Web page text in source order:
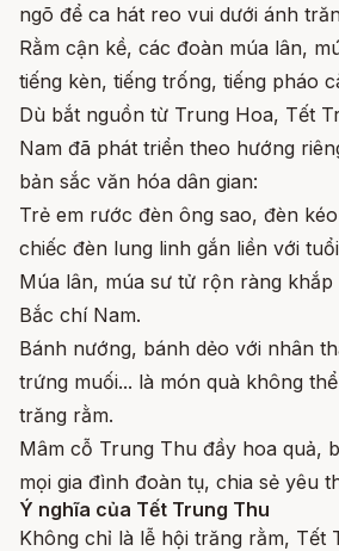
ngõ để ca hát reo vui dưới ánh
Rằm cận kề, các đoàn múa lân,
tiếng kèn, tiếng trống, tiếng pháo
Dù bắt nguồn từ Trung Hoa, Tết
Nam đã phát triển theo hướng
bản sắc văn hóa dân gian:
Trẻ em rước đèn ông sao, đèn
chiếc đèn lung linh gắn liền với
Múa lân, múa sư tử rộn ràng
Bắc chí Nam.
Bánh nướng, bánh dẻo với nhân
trứng muối... là món quà không
trăng rằm.
Mâm cỗ Trung Thu đầy hoa quả,
mọi gia đình đoàn tụ, chia sẻ yêu
Ý nghĩa của Tết Trung Thu
Không chỉ là lễ hội trăng rằm, Tết